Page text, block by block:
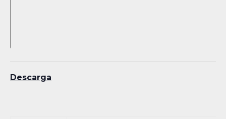
Descarga